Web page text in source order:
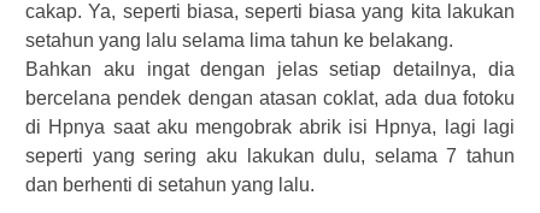
cakap. Ya, seperti biasa, seperti biasa yang kita lakukan
setahun yang lalu selama lima tahun ke belakang.
Bahkan aku ingat dengan jelas setiap detailnya, dia
bercelana pendek dengan atasan coklat, ada dua fotoku
di Hpnya saat aku mengobrak abrik isi Hpnya, lagi lagi
seperti yang sering aku lakukan dulu, selama 7 tahun
dan berhenti di setahun yang lalu.